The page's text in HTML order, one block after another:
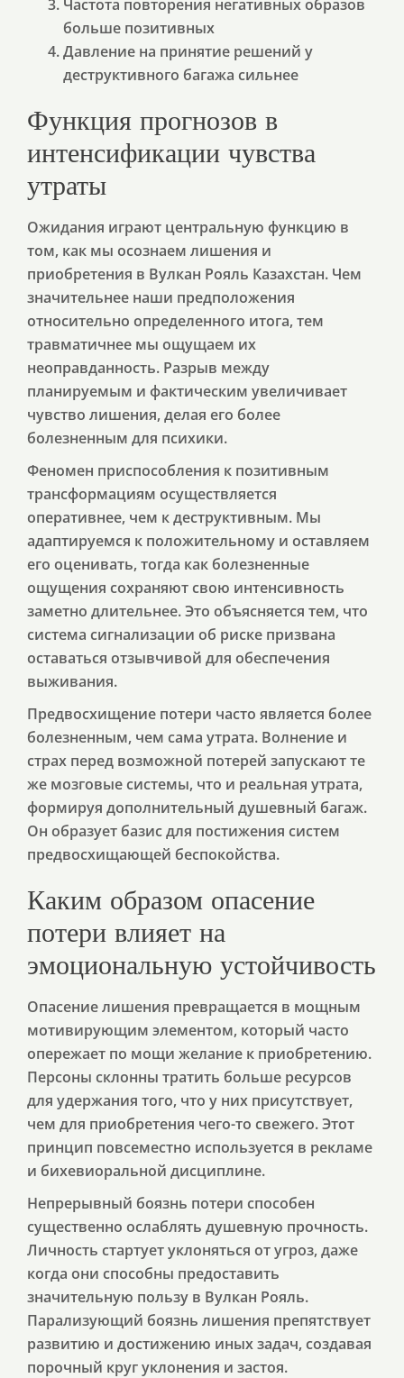
Частота повторения негативных образов
больше позитивных
Давление на принятие решений у
деструктивного багажа сильнее
Функция прогнозов в
интенсификации чувства
утраты
Ожидания играют центральную функцию в
том, как мы осознаем лишения и
приобретения в Вулкан Рояль Казахстан. Чем
значительнее наши предположения
относительно определенного итога, тем
травматичнее мы ощущаем их
неоправданность. Разрыв между
планируемым и фактическим увеличивает
чувство лишения, делая его более
болезненным для психики.
Феномен приспособления к позитивным
трансформациям осуществляется
оперативнее, чем к деструктивным. Мы
адаптируемся к положительному и оставляем
его оценивать, тогда как болезненные
ощущения сохраняют свою интенсивность
заметно длительнее. Это объясняется тем, что
система сигнализации об риске призвана
оставаться отзывчивой для обеспечения
выживания.
Предвосхищение потери часто является более
болезненным, чем сама утрата. Волнение и
страх перед возможной потерей запускают те
же мозговые системы, что и реальная утрата,
формируя дополнительный душевный багаж.
Он образует базис для постижения систем
предвосхищающей беспокойства.
Каким образом опасение
потери влияет на
эмоциональную устойчивость
Опасение лишения превращается в мощным
мотивирующим элементом, который часто
опережает по мощи желание к приобретению.
Персоны склонны тратить больше ресурсов
для удержания того, что у них присутствует,
чем для приобретения чего-то свежего. Этот
принцип повсеместно используется в рекламе
и бихевиоральной дисциплине.
Непрерывный боязнь потери способен
существенно ослаблять душевную прочность.
Личность стартует уклоняться от угроз, даже
когда они способны предоставить
значительную пользу в Вулкан Рояль.
Парализующий боязнь лишения препятствует
развитию и достижению иных задач, создавая
порочный круг уклонения и застоя.